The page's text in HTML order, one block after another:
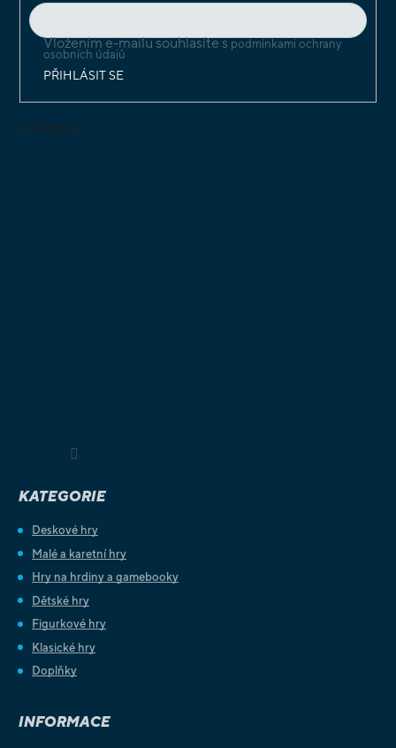
Vložením e-mailu souhlasíte spodmínkami ochrany
osobních údajů
PŘIHLÁSIT SE
Instagram
KATEGORIE
Deskové hry
Malé a karetní hry
Hry na hrdiny a gamebooky
Dětské hry
Figurkové hry
Klasické hry
Doplňky
INFORMACE